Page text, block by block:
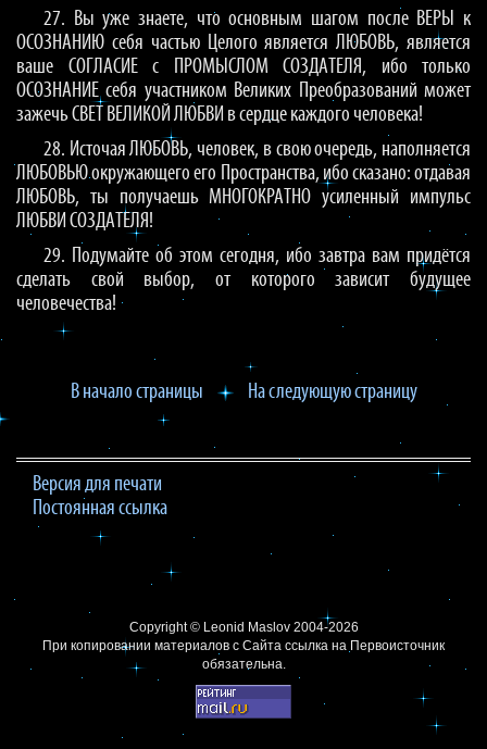
27. Вы уже знаете, что основным шагом после ВЕРЫ к
ОСОЗНАНИЮ себя частью Целого является ЛЮБОВЬ, является
ваше СОГЛАСИЕ с ПРОМЫСЛОМ СОЗДАТЕЛЯ, ибо только
ОСОЗНАНИЕ себя участником Великих Преобразований может
зажечь СВЕТ ВЕЛИКОЙ ЛЮБВИ в сердце каждого человека!
28. Источая ЛЮБОВЬ, человек, в свою очередь, наполняется
ЛЮБОВЬЮ окружающего его Пространства, ибо сказано: отдавая
ЛЮБОВЬ, ты получаешь МНОГОКРАТНО усиленный импульс
ЛЮБВИ СОЗДАТЕЛЯ!
29. Подумайте об этом сегодня, ибо завтра вам придётся
сделать свой выбор, от которого зависит будущее
человечества!
В начало страницы На следующую страницу
Версия для печати
Постоянная ссылка
Copyright © Leonid Maslov2004-2026
При копировании материалов с Сайта ссылка на Первоисточник
обязательна.